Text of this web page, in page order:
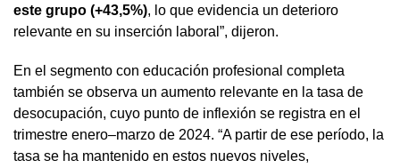
este grupo (+43,5%), lo que evidencia un deterioro
relevante en su inserción laboral”, dijeron.
En el segmento con educación profesional completa
también se observa un aumento relevante en la tasa de
desocupación, cuyo punto de inflexión se registra en el
trimestre enero–marzo de 2024. “A partir de ese período, la
tasa se ha mantenido en estos nuevos niveles,